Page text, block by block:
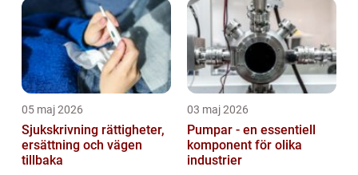
05 maj 2026
Sjukskrivning rättigheter,
ersättning och vägen
tillbaka
03 maj 2026
Pumpar - en essentiell
komponent för olika
industrier